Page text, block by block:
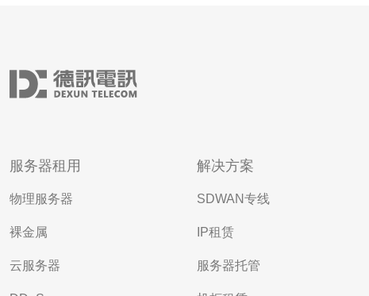
服务器租用
物理服务器
裸金属
云服务器
解决方案
SDWAN专线
IP租赁
服务器托管